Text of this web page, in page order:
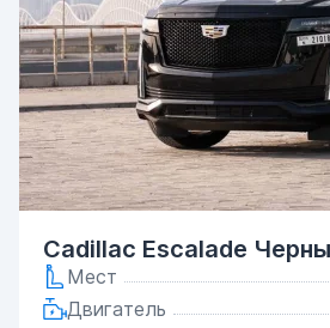
Cadillac Escalade
Мест
Двигатель